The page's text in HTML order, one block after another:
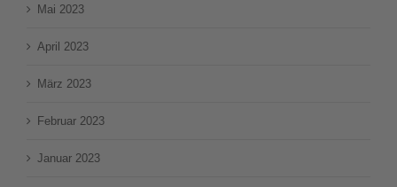
Mai 2023
April 2023
März 2023
Februar 2023
Januar 2023